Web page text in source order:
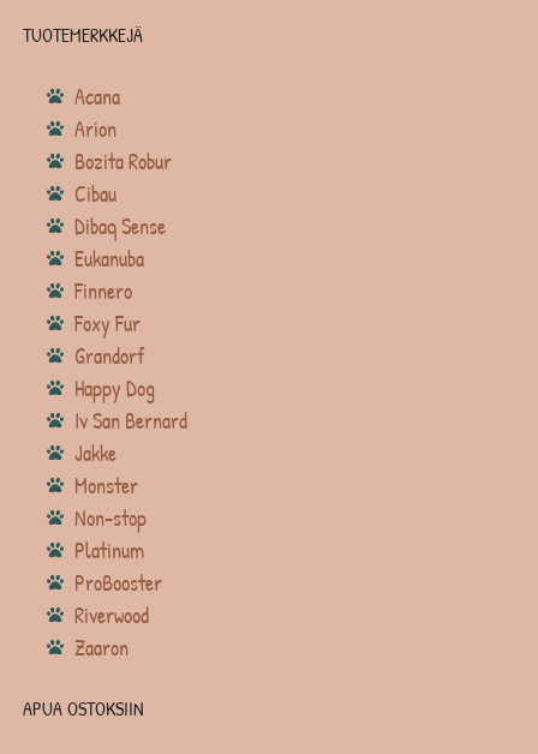
TUOTEMERKKEJÄ
Acana
Arion
Bozita Robur
Cibau
Dibaq Sense
Eukanuba
Finnero
Foxy Fur
Grandorf
Happy Dog
Iv San Bernard
Jakke
Monster
Non-stop
Platinum
ProBooster
Riverwood
Zaaron
APUA OSTOKSIIN